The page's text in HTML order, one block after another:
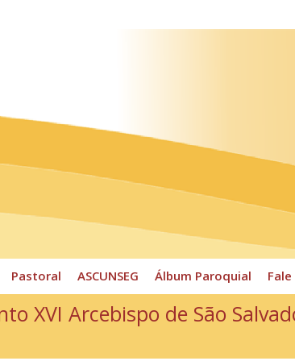
Pastoral ASCUNSEG Álbum Paroquial
XVI Arcebispo de São